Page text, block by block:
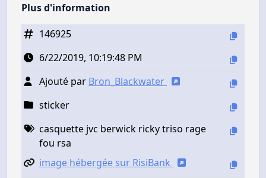
Plus d'information
146925
6/22/2019, 10:19:48 PM
Ajouté par Bron_Blackwater
sticker
casquette jvc berwick ricky triso rage
fou rsa
image hébergée sur RisiBank